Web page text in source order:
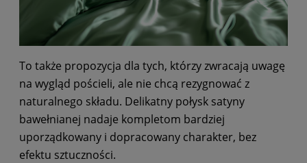
To także propozycja dla tych, którzy zwracają uwagę
na wygląd pościeli, ale nie chcą rezygnować z
naturalnego składu. Delikatny połysk satyny
bawełnianej nadaje kompletom bardziej
uporządkowany i dopracowany charakter, bez
efektu sztuczności.